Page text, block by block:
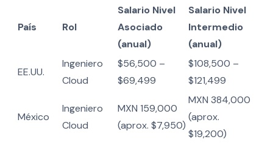
País Rol
Salario Nivel
Asociado
(anual)
Salario Nivel
Intermedio
(anual)
EE.UU.
Ingeniero
Cloud
$56,500 –
$69,499
$108,500 –
$121,499
México
Ingeniero
Cloud
MXN 159,000
(aprox. $7,950)
MXN 384,000
(aprox.
$19,200)